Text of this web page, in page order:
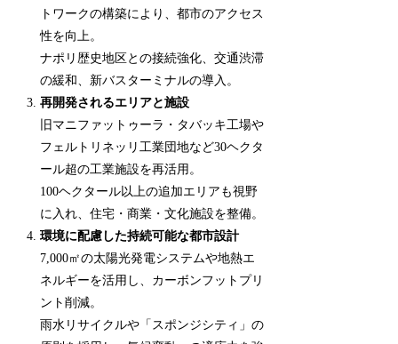
トワークの構築により、都市のアクセス
性を向上。
ナポリ歴史地区との接続強化、交通渋滞
の緩和、新バスターミナルの導入。
再開発されるエリアと施設
旧マニファットゥーラ・タバッキ工場や
フェルトリネッリ工業団地など30ヘクタ
ール超の工業施設を再活用。
100ヘクタール以上の追加エリアも視野
に入れ、住宅・商業・文化施設を整備。
環境に配慮した持続可能な都市設計
7,000㎡の太陽光発電システムや地熱エ
ネルギーを活用し、カーボンフットプリ
ント削減。
雨水リサイクルや「スポンジシティ」の